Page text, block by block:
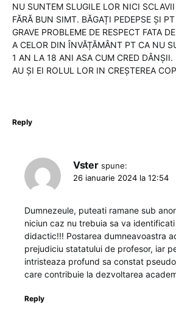
NU SUNTEM SLUGILE LOR NICI
FĂRĂ BUN SIMT. BĂGAȚI PEDEPSE ȘI
GRAVE PROBLEME DE RESPECT FATA
A CELOR DIN ÎNVĂȚĂMÂNT PT CA NU
1 AN LA 18 ANI ASA CUM CRED DÂNȘII.
AU ȘI EI ROLUL LOR IN CREȘTEREA
Reply
Vster spune:
26 ianuarie 2024 la 12:54
Dumnezeule, puteati ramane sub
niciun caz nu trebuia sa va
didactic!!! Postarea dumneavoastra
prejudiciu statatului de profesor, iar
intristeaza profund sa constat
care contribuie la dezvoltarea
Reply